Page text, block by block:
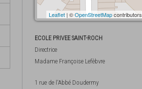
Leaflet | ©OpenStreetMapcontributors
ECOLE PRIVEE SAINT-ROCH
Directrice
Madame Françoise Lefèbvre
1 rue de l'Abbé Doudermy